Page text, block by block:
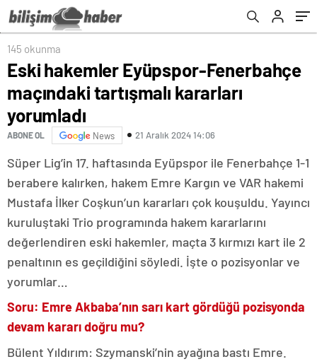
145 okunma
Eski hakemler Eyüpspor-Fenerbahçe
maçındaki tartışmalı kararları
yorumladı
ABONE OL News 21 Aralık 2024 14:06
Süper Lig’in 17. haftasında Eyüpspor ile Fenerbahçe 1-1
berabere kalırken, hakem Emre Kargın ve VAR hakemi
Mustafa İlker Coşkun’un kararları çok kouşuldu. Yayıncı
kuruluştaki Trio programında hakem kararlarını
değerlendiren eski hakemler, maçta 3 kırmızı kart ile 2
penaltının es geçildiğini söyledi. İşte o pozisyonlar ve
yorumlar…
Soru: Emre Akbaba’nın sarı kart gördüğü pozisyonda
devam kararı doğru mu?
Bülent Yıldırım: Szymanski’nin ayağına bastı Emre.